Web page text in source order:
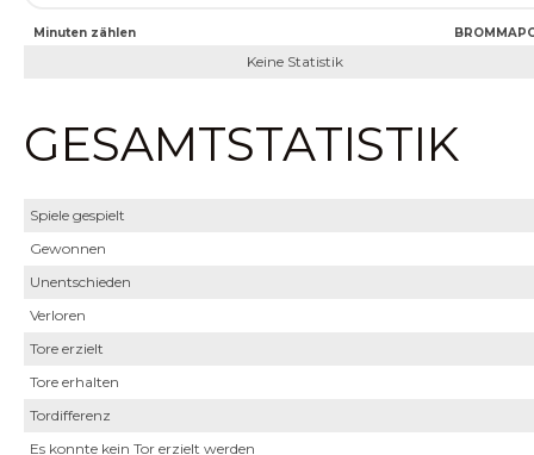
Minuten zählen
Keine Statistik
GESAMTSTATISTIK
Spiele gespielt
Gewonnen
Unentschieden
Verloren
Tore erzielt
Tore erhalten
Tordifferenz
Es konnte kein Tor erzielt werden